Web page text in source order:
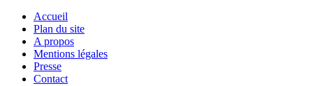
Accueil
Plan du site
A propos
Mentions légales
Presse
Contact